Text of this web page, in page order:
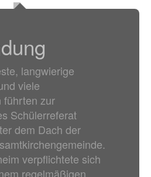
langwierige
viele
führten zur
Schülerreferat
dem Dach der
verpflichtete sich
regelmäßigen